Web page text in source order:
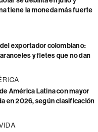
tiene la moneda más fuerte
exportador colombiano:
y fletes que no dan
América Latina con mayor
en 2026, según clasificación